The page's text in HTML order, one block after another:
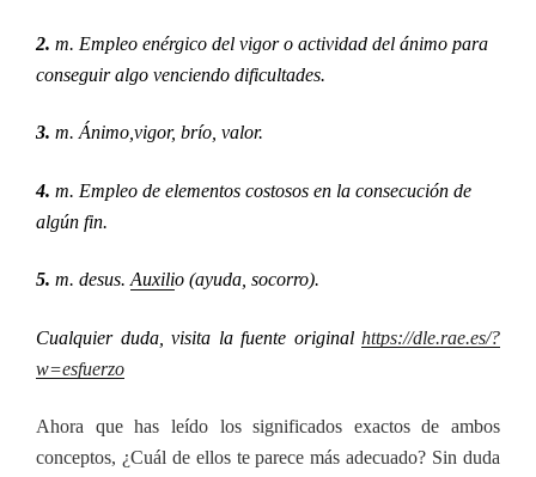
2. m. Empleo enérgico del vigor o actividad del ánimo para
conseguir algo venciendo dificultades.
3. m. Ánimo,vigor, brío, valor.
4. m. Empleo de elementos costosos en la consecución de
algún fin.
5. m. desus. Auxilio (ayuda, socorro).
Cualquier duda, visita la fuente original https://dle.rae.es/?
w=esfuerzo
Ahora que has leído los significados exactos de ambos
conceptos, ¿Cuál de ellos te parece más adecuado? Sin duda